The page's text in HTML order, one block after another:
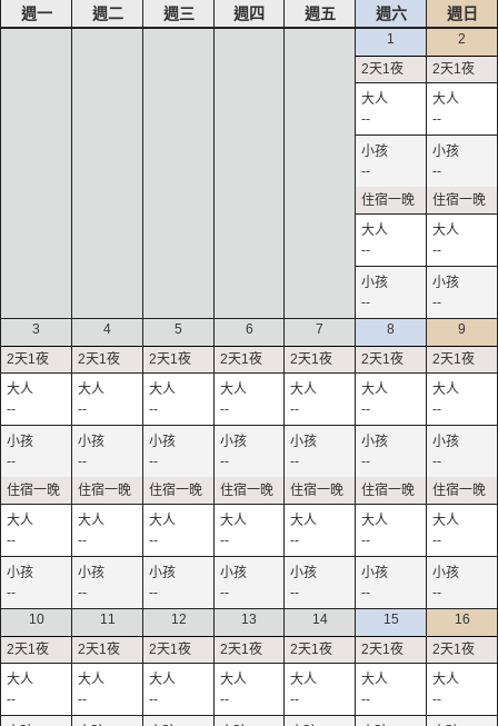
週一 週二 週三 週四 週五 週六 週日
1
--
--
--
--
2
--
--
--
--
3
--
--
--
--
4
--
--
--
--
5
--
--
--
--
6
--
--
--
--
7
--
--
--
--
8
--
--
--
--
9
--
--
--
--
10
--
11
--
12
--
13
--
14
--
15
--
16
--